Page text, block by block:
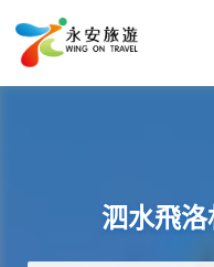
泗水飛